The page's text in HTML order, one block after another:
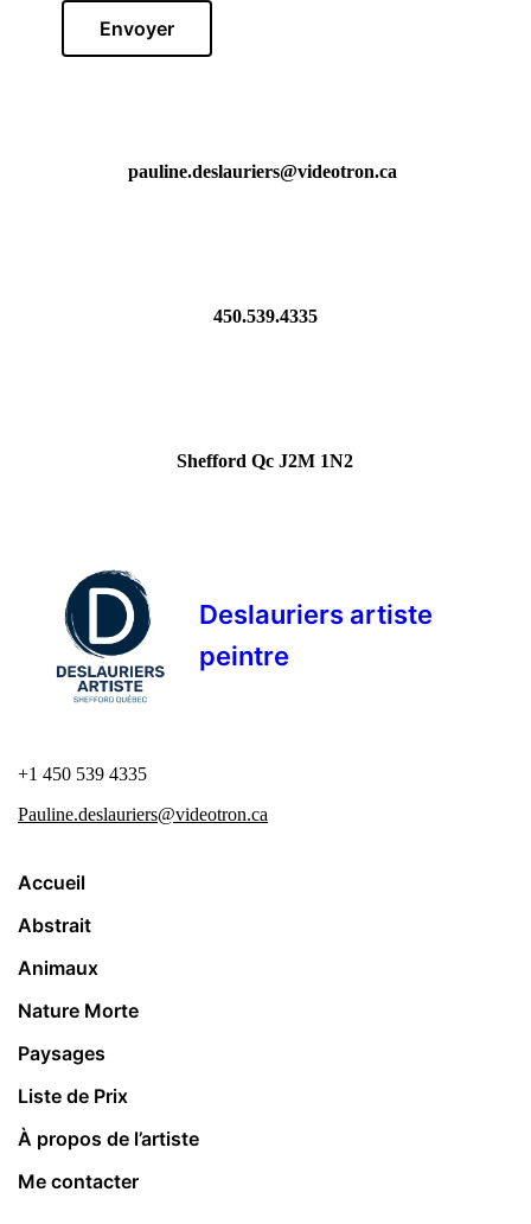
Envoyer
pauline.deslauriers@videotron.ca
450.539.4335
Shefford Qc J2M 1N2
Deslauriers artiste
peintre
+1 450 539 4335
Pauline.deslauriers@videotron.ca
Accueil
Abstrait
Animaux
Nature Morte
Paysages
Liste de Prix
À propos de l’artiste
Me contacter